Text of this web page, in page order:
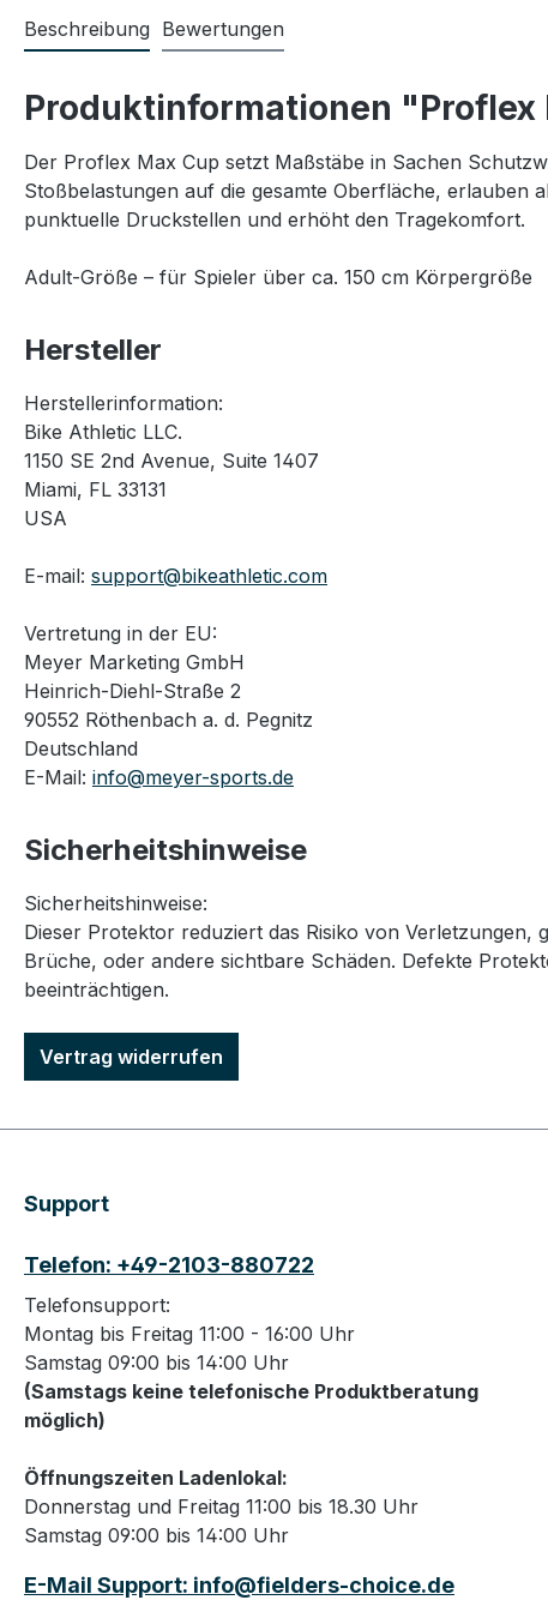
Beschreibung Bewertungen
Produktinformationen "Proflex
Der Proflex Max Cup setzt Maßstäbe in Sachen
Stoßbelastungen auf die gesamte Oberfläche, erlauben
punktuelle Druckstellen und erhöht den Tragekomfort.
Adult-Größe – für Spieler über ca. 150 cm Körpergröße
Hersteller
Herstellerinformation:
Bike Athletic LLC.
1150 SE 2nd Avenue, Suite 1407
Miami, FL 33131
USA
E-mail: support@bikeathletic.com
Vertretung in der EU:
Meyer Marketing GmbH
Heinrich-Diehl-Straße 2
90552 Röthenbach a. d. Pegnitz
Deutschland
E-Mail: info@meyer-sports.de
Sicherheitshinweise
Sicherheitshinweise:
Dieser Protektor reduziert das Risiko von
Brüche, oder andere sichtbare Schäden. Defekte
beeinträchtigen.
Vertrag widerrufen
Support
Telefon: +49-2103-880722
Telefonsupport:
Montag bis Freitag 11:00 - 16:00 Uhr
Samstag 09:00 bis 14:00 Uhr
(Samstags keine telefonische Produktberatung
möglich)
Öffnungszeiten Ladenlokal:
Donnerstag und Freitag 11:00 bis 18.30 Uhr
Samstag 09:00 bis 14:00 Uhr
E-Mail Support: info@fielders-choice.de